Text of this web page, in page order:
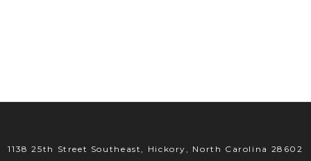
1138 25th Street Southeast, Hickory, North Carolina 28602